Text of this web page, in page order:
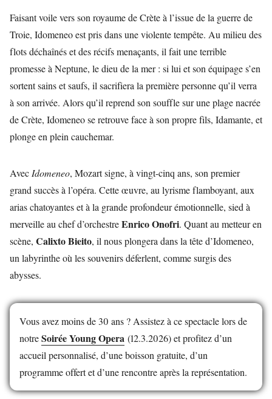
Faisant voile vers son royaume de Crète à l’issue de la guerre de
Troie, Idomeneo est pris dans une violente tempête. Au milieu des
flots déchaînés et des récifs menaçants, il fait une terrible
promesse à Neptune, le dieu de la mer : si lui et son équipage s’en
sortent sains et saufs, il sacrifiera la première personne qu’il verra
à son arrivée. Alors qu’il reprend son souffle sur une plage nacrée
de Crète, Idomeneo se retrouve face à son propre fils, Idamante, et
plonge en plein cauchemar.
Avec Idomeneo, Mozart signe, à vingt-cinq ans, son premier
grand succès à l’opéra. Cette œuvre, au lyrisme flamboyant, aux
arias chatoyantes et à la grande profondeur émotionnelle, sied à
merveille au chef d’orchestreEnrico Onofri. Quant au metteur en
scène, Calixto Bieito, il nous plongera dans la tête d’Idomeneo,
un labyrinthe où les souvenirs déferlent, comme surgis des
abysses.
Vous avez moins de 30 ans ? Assistez à ce spectacle lors de
notreSoirée Young Opera (12.3.2026) et profitez d’un
accueil personnalisé, d’une boisson gratuite, d’un
programme offert et d’une rencontre après la représentation.